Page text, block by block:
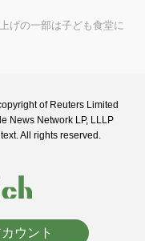
げの一部は子ども食堂に
of Reuters Limited
News Network LP, LLLP
All rights reserved.
ウント